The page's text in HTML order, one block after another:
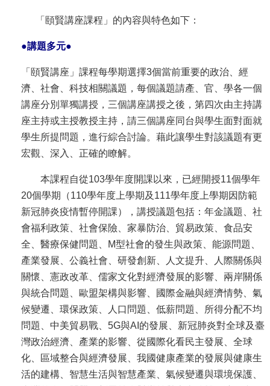
「頤賢講座課程」的內容與特色如下：
●講題多元●
「頤賢講座」課程每學期選擇3個當前重要的政治、經
濟、社會、科技相關議題，每個議題請產、官、學各一個
講座分別單獨講授，三個講座講授之後，第四次由主持講
座主持或主授教授主持，請三個講座同台與學生面對面就
學生所提問題，進行綜合討論。藉此讓學生對該議題有更
宏觀、深入、正確的瞭解。
本課程自從103學年度開課以來，已經開授11個學年
20個學期（110學年度上學期及111學年度上學期因防範
新冠肺炎疫情暫停開課），講授議題包括：年金議題、社
會福利政策、社會保險、家暴防治、貿易政策、食品安
全、醫療保健問題、M型社會的發生與政策、能源問題、
產業發展、公義社會、研發創新、人文提升、人際關係與
關懷、憲政改革、儒家文化對經濟發展的影響、兩岸關係
與統合問題、歐盟架構與影響、國際金融與經濟情勢、氣
候變遷、環保政策、人口問題、低薪問題、所得分配不均
問題、中美貿易戰、5G與AI的發展、新冠肺炎對全球及臺
灣政治經濟、產業的影響、從國際化看民主發展、全球
化、區域整合與經濟發展、我國健康產業的發展與健康生
活的建構、智慧生活與智慧產業、氣候變遷與環境保護、